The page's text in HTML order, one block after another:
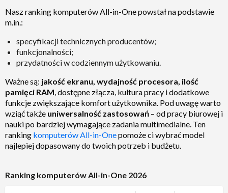
Nasz ranking komputerów All-in-One powstał na podstawie
m.in.:
specyfikacji technicznych producentów;
funkcjonalności;
przydatności w codziennym użytkowaniu.
Ważne są: jakość ekranu, wydajność procesora, ilość
pamięci RAM, dostępne złącza, kultura pracy i dodatkowe
funkcje zwiększające komfort użytkownika. Pod uwagę warto
wziąć także uniwersalność zastosowań – od pracy biurowej i
nauki po bardziej wymagające zadania multimedialne. Ten
ranking komputerów All-in-Onepomoże ci wybrać model
najlepiej dopasowany do twoich potrzeb i budżetu.
Ranking komputerów All-in-One 2026